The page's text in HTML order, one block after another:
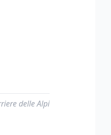
delle Alpi